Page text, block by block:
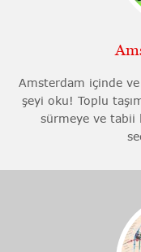
Amsterdam içinde
şeyi oku! Toplu
sürmeye ve tabii